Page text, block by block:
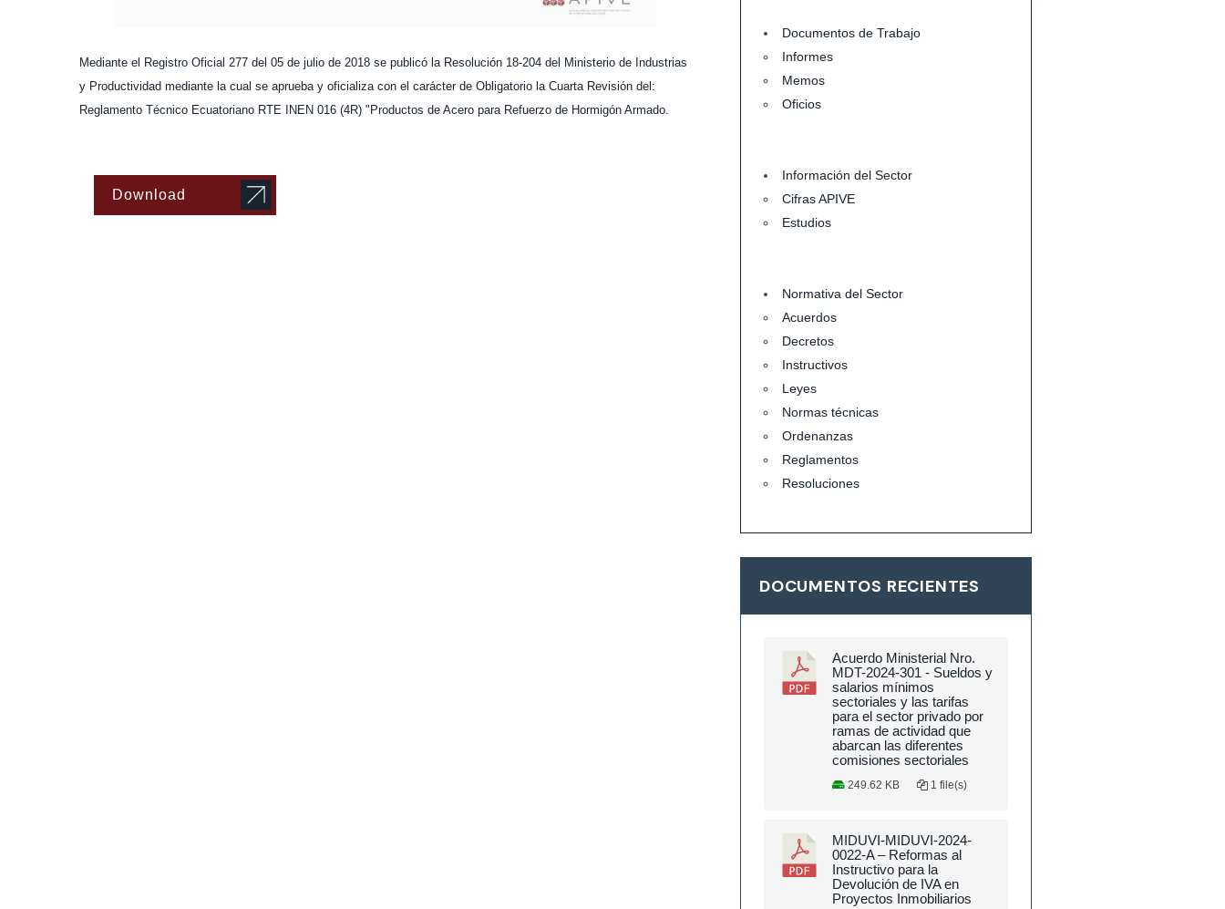
Mediante el Registro Oficial 277 del 05 de julio de 2018 se publicó la Resolución 18-204 del Ministerio de Industrias
y Productividad mediante la cual se aprueba y oficializa con el carácter de Obligatorio la Cuarta Revisión del:
Reglamento Técnico Ecuatoriano RTE INEN 016 (4R) "Productos de Acero para Refuerzo de Hormigón Armado.
Download
Documentos de Trabajo
Informes
Memos
Oficios
Información del Sector
Cifras APIVE
Estudios
Normativa del Sector
Acuerdos
Decretos
Instructivos
Leyes
Normas técnicas
Ordenanzas
Reglamentos
Resoluciones
DOCUMENTOS RECIENTES
Acuerdo Ministerial Nro.
MDT-2024-301 - Sueldos y
salarios mínimos
sectoriales y las tarifas
para el sector privado por
ramas de actividad que
abarcan las diferentes
comisiones sectoriales
249.62 KB 1 file(s)
MIDUVI-MIDUVI-2024-
0022-A – Reformas al
Instructivo para la
Devolución de IVA en
Proyectos Inmobiliarios